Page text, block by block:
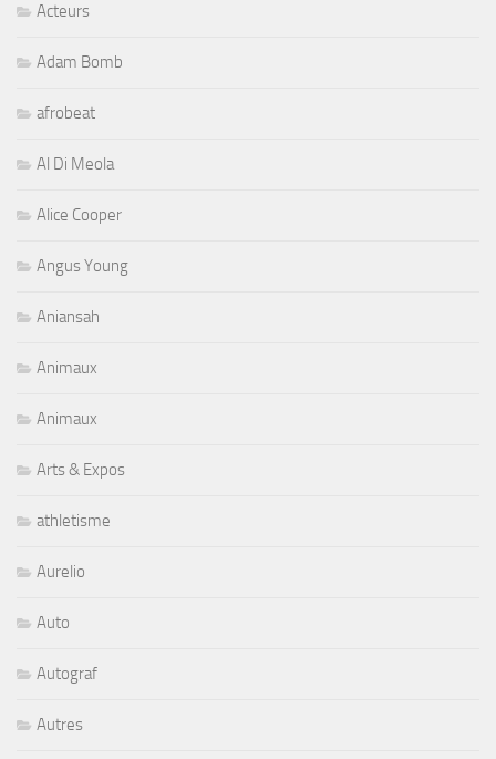
Acteurs
Adam Bomb
afrobeat
Al Di Meola
Alice Cooper
Angus Young
Aniansah
Animaux
Animaux
Arts & Expos
athletisme
Aurelio
Auto
Autograf
Autres